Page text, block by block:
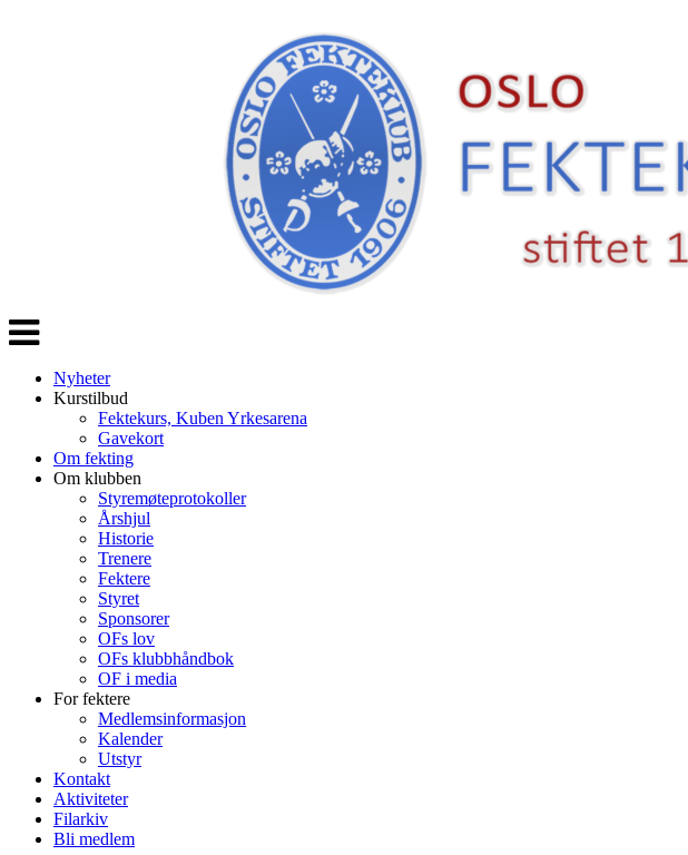
Veksle
navigasjon
Nyheter
Kurstilbud
Fektekurs, Kuben Yrkesarena
Gavekort
Om fekting
Om klubben
Styremøteprotokoller
Årshjul
Historie
Trenere
Fektere
Styret
Sponsorer
OFs lov
OFs klubbhåndbok
OF i media
For fektere
Medlemsinformasjon
Kalender
Utstyr
Kontakt
Aktiviteter
Filarkiv
Bli medlem